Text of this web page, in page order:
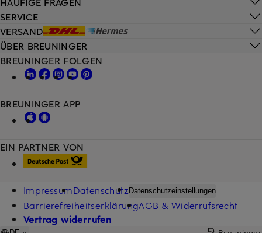
SERVICE
VERSAND
ÜBER BREUNINGER
EIN PARTNER VON
BREUNINGER FOLGEN
BREUNINGER APP
ImpressumDatenschutz Datenschutzeinstellungen
BarrierefreiheitserklärungAGB & Widerrufsrecht
Vertrag widerrufen